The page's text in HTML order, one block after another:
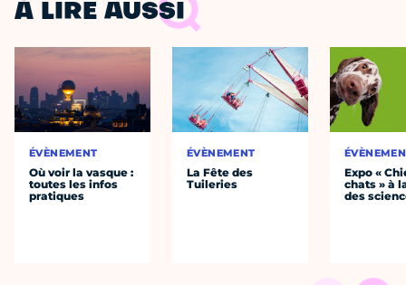
À LIRE AUSSI
ÉVÈNEMENT
Où voir la vasque :
toutes les infos
pratiques
ÉVÈNEMENT
La Fête des
Tuileries
Expo «
chats » à
des